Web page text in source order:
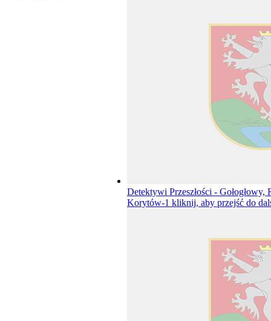
Detektywi Przeszłości -
Korytów-1 kliknij, aby przejść do